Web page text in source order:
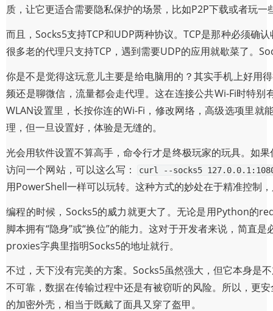
质，让它更适合需要隐私保护的场景，比如P2P下载或者玩
而且，Socks5支持TCP和UDP两种协议。TCP是那种必须确
很多老的代理只支持TCP，遇到需要UDP的应用就歇菜了。
你是不是觉得这玩意儿主要是给电脑用的？其实手机上好用
频还是聊微信，流量都会走代理。这在连接公共Wi-Fi时特
WLAN设置里，长按你连的Wi-Fi，修改网络，高级选项里
理，但一旦设置好，体验是无缝的。
光会用软件设置不算高手，命令行才是终极玩家的玩具。如
访问一个网站，可以这么写：
curl --socks5
用PowerShell一样可以玩转。这种方式的妙处在于精准控制
编程的时候，Socks5的威力就更大了。无论是用Python的
脚本拥有“隐身”或“换位”的能力。这对于开发者来说，简直
proxies字典里指明Socks5的地址就行。
不过，天下没有完美的方案。Socks5虽然强大，但它本身是
不可靠，数据在传输过程中还是有被窃听的风险。所以，更
的加密外壳，相当于既戴了面具又穿了盔甲。